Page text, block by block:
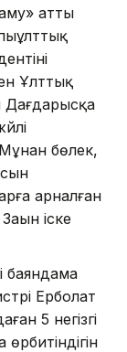
атты
Ұлттық
Дағдарысқа
бөлек,
арналған
іске
баяндама
Ерболат
5 негізгі